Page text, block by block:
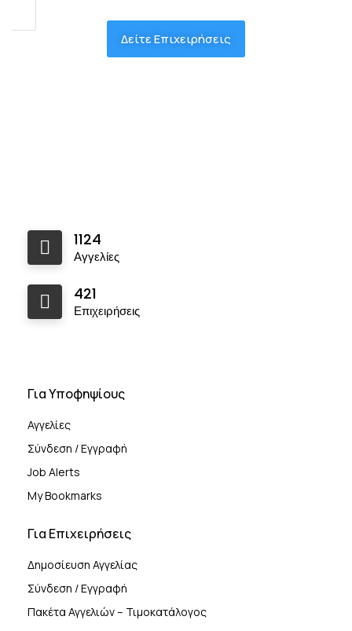
Δείτε Επιχειρήσεις
1124
Αγγελίες
421
Επιχειρήσεις
Για Υποφηψίους
Αγγελίες
Σύνδεση / Εγγραφή
Job Alerts
My Bookmarks
Για Επιχειρήσεις
Δημοσίευση Αγγελίας
Σύνδεση / Εγγραφή
Πακέτα Αγγελιών – Τιμοκατάλογος